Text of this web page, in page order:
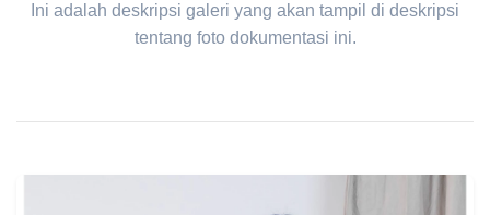
Ini adalah deskripsi galeri yang akan tampil di deskripsi
tentang foto dokumentasi ini.